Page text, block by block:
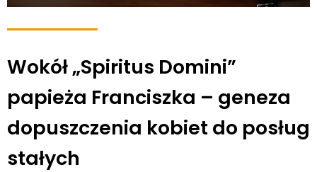
Wokół „Spiritus Domini”
papieża Franciszka – geneza
dopuszczenia kobiet do posług
stałych